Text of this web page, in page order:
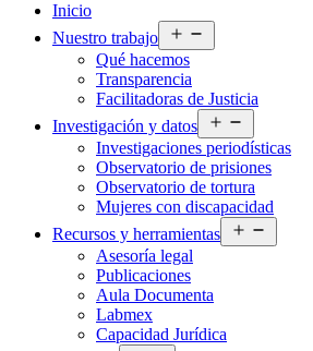
Inicio
Nuestro trabajo
el
Qué hacemos
Transparencia
Facilitadoras de Justicia
Investigación y datos
el
menú
Investigaciones periodísticas
Observatorio de prisiones
Observatorio de tortura
Mujeres con discapacidad
Recursos y herramientas
el
Asesoría legal
Publicaciones
Aula Documenta
Labmex
Capacidad Jurídica